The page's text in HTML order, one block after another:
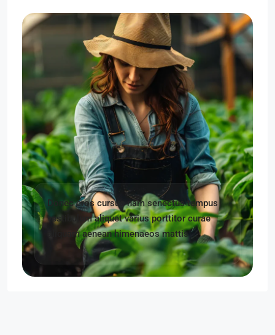
Donec eros cursus nam senectus tempus
vestibulum aliquet varius porttitor curae
aliquam aenean himenaeos mattis